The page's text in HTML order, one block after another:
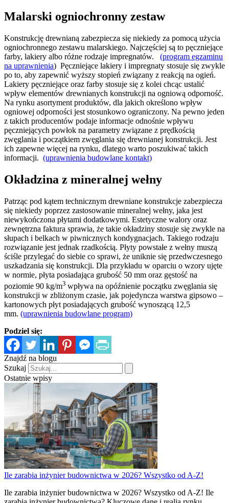
Malarski ogniochronny zestaw
Konstrukcję drewnianą zabezpiecza się niekiedy za pomocą użycia
ogniochronnego zestawu malarskiego. Najczęściej są to pęczniejące
farby, lakiery albo różne rodzaje impregnatów. (program egzaminu
na uprawnienia) Pęczniejące lakiery i impregnaty stosuje się zwykle
po to, aby zapewnić wyższy stopień związany z reakcją na ogień.
Lakiery pęczniejące oraz farby stosuje się z kolei chcąc ustalić
wpływ elementów drewnianych konstrukcji na ogniową odporność.
Na rynku asortyment produktów, dla jakich określono wpływ
ogniowej odporności jest stosunkowo ograniczony. Na pewno jeden
z takich producentów podaje informacje odnośnie wpływu
pęczniejących powłok na parametry związane z prędkością
zwęglania i początkiem zwęglania się drewnianej konstrukcji. Jest
ich zapewne więcej na rynku, dlatego warto poszukiwać takich
informacji. (uprawnienia budowlane kontakt)
Okładzina z mineralnej wełny
Patrząc pod kątem technicznym drewniane konstrukcje zabezpiecza
się niekiedy poprzez zastosowanie mineralnej wełny, jaka jest
niewykończona płytami dodatkowymi. Estetyczne walory oraz
zewnętrzna faktura sprawia, że takie okładziny stosuje się zwykle na
słupach i belkach w piwnicznych kondygnacjach. Takiego rodzaju
rozwiązanie jest jednak rzadkością. Płyty powstałe z wełny muszą
ściśle przylegać do siebie co sprawi, że uniknie się przedwczesnego
uszkadzania się konstrukcji. Dla przykładu w oparciu o wzory ujęte
w normie, płyta posiadająca grubość 50 mm oraz gęstość na
poziomie 90 kg/m3 wpływa na opóźnienie początku zwęglania się
konstrukcji w zbliżonym czasie, jak pojedyncza warstwa gipsowo –
kartonowych płyt posiadających grubość wynoszącą 12,5
mm. (uprawnienia budowlane program)
Podziel się:
Znajdź na blogu
Szukaj
Ostatnie wpisy
Ile zarabia inżynier budownictwa w 2026? Wszystko od A-Z!
Ile zarabia inżynier budownictwa w 2026? Wszystko od A-Z! Ile